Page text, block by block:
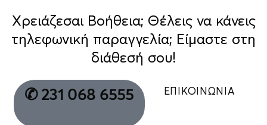
Χρειάζεσαι Βοήθεια; Θέλεις να κάνεις
τηλεφωνική παραγγελία; Είμαστε στη
διάθεσή σου!
✆ 231 068 6555 ΕΠΙΚΟΙΝΩΝΙΑ